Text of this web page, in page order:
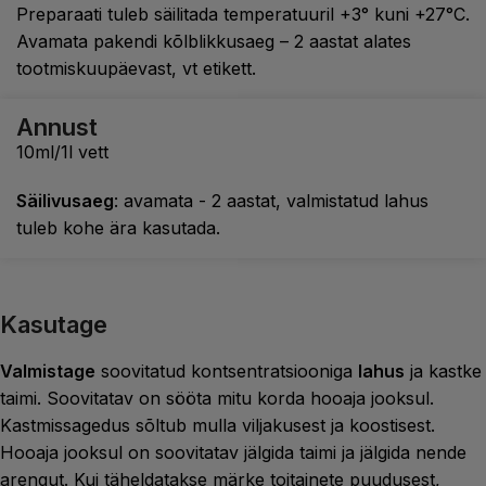
Preparaati tuleb säilitada temperatuuril +3° kuni +27°C.
Avamata pakendi kõlblikkusaeg – 2 aastat alates
tootmiskuupäevast, vt etikett.
Annust
10ml/1l vett
Säilivusaeg: avamata - 2 aastat, valmistatud lahus
tuleb kohe ära kasutada.
Kasutage
Valmistage soovitatud kontsentratsiooniga lahus ja kastke
taimi. Soovitatav on sööta mitu korda hooaja jooksul.
Kastmissagedus sõltub mulla viljakusest ja koostisest.
Hooaja jooksul on soovitatav jälgida taimi ja jälgida nende
arengut. Kui täheldatakse märke toitainete puudusest,